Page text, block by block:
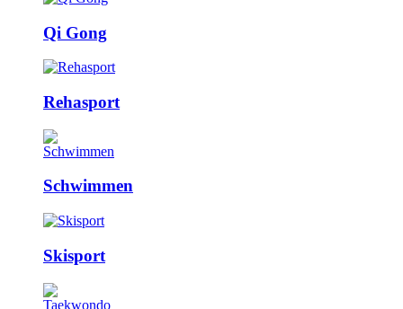
Qi Gong
Rehasport
Schwimmen
Skisport